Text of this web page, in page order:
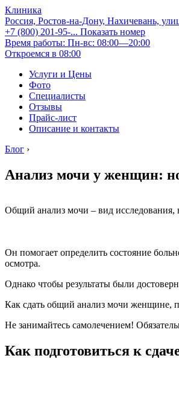
Клиника
Россия, Ростов-на-Дону, Нахичевань,
+7 (800) 201-95-... Показать номер
Время работы: Пн-вс: 08:00—20:00
Откроемся в 08:00
Услуги и Цены
Фото
Специалисты
Отзывы
Прайс-лист
Описание и контакты
Блог ›
Анализ мочи у женщин:
Общий анализ мочи – вид исследования,
Он помогает определить состояние
осмотра.
Однако чтобы результаты были
Как сдать общий анализ мочи женщине,
Не занимайтесь самолечением!
Как подготовиться к